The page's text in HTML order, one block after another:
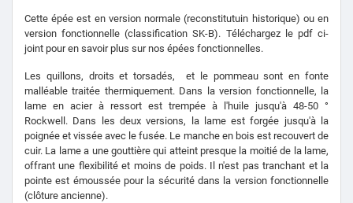
Cette épée est en version normale (reconstitutuin historique) ou en
version fonctionnelle (classification SK-B). Téléchargez le pdf ci-
joint pour en savoir plus sur nos épées fonctionnelles.
Les quillons, droits et torsadés, et le pommeausont en fonte
malléable traitée thermiquement. Dans la version fonctionnelle, la
lame en acier à ressort est trempée à l'huile jusqu'à 48-50 °
Rockwell. Dans les deux versions, la lame est forgée jusqu'à la
poignée et vissée avec le fusée. Le manche en bois est recouvert de
cuir. La lame a une gouttière qui atteint presque la moitié de la lame,
offrant une flexibilité et moins de poids. Il n'est pas tranchant et la
pointe est émoussée pour la sécurité dans la version fonctionnelle
(clôture ancienne).